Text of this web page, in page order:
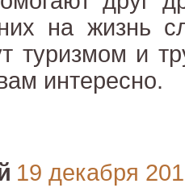
на жизнь
туризмом и
интересно.
19 декабря